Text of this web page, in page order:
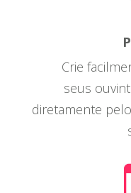
Crie
seus
diretamente